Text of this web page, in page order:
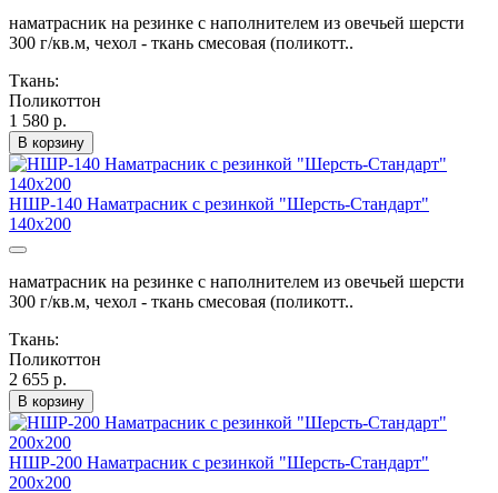
наматрасник на резинке с наполнителем из овечьей шерсти
300 г/кв.м, чехол - ткань смесовая (поликотт..
Ткань:
Поликоттон
1 580 р.
В корзину
НШР-140 Наматрасник с резинкой "Шерсть-Стандарт"
140х200
наматрасник на резинке с наполнителем из овечьей шерсти
300 г/кв.м, чехол - ткань смесовая (поликотт..
Ткань:
Поликоттон
2 655 р.
В корзину
НШР-200 Наматрасник с резинкой "Шерсть-Стандарт"
200х200